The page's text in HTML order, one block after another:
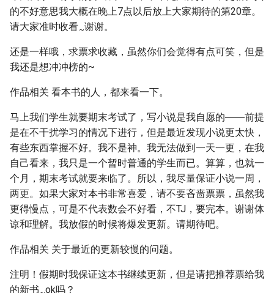
的不好意思我大概在晚上7点以后放上大家期待的第20章。
请大家准时收看~谢谢。
还是一样哦，求票求收藏，虽然你们会觉得有点可笑，但是
我还是想冲冲榜的~
作品相关 看本书的人，都来看一下。
马上我们学生就要期末考试了，写小说是我自愿的――前提
是在不干扰学习的情况下进行，但是最近发现小说更太快，
有些东西掌握不好。我不是神。我无法做到一天一更，在我
自己看来，我只是一个暂时普通的学生而已。算算，也就一
个月，期末考试就要来临了。所以，我尽量保证小说一周，
两更。如果大家对本书非常喜爱，请不要吝啬票票，虽然我
更得慢点，可是不代表数会不好看，不TJ，要完本。谢谢体
谅和理解。我放假的时候将爆发更新。请期待吧。
作品相关 关于最近的更新较慢的问题。
注明！假期时我保证这本书继续更新，但是请把推荐票给我
的新书 ok吗？